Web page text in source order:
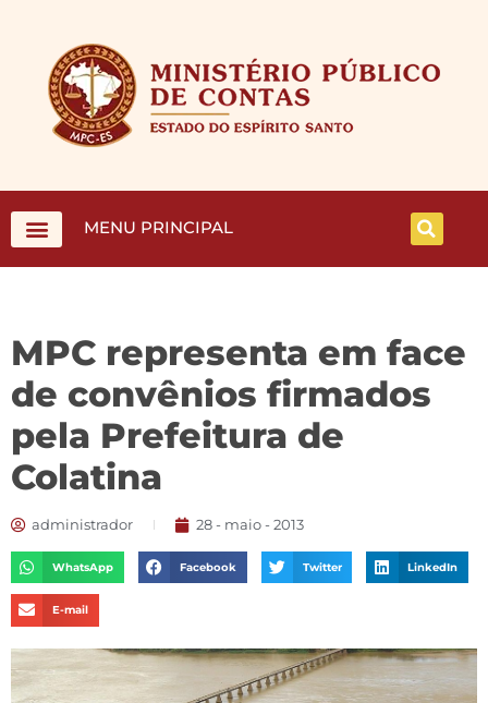
MENU PRINCIPAL
MPC representa em face
de convênios firmados
pela Prefeitura de
Colatina
administrador 28 - maio - 2013
WhatsApp Facebook Twitter LinkedIn
E-mail